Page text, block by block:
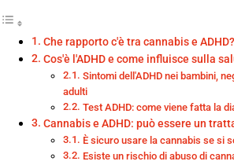
Che rapporto c'è tra cannabis e ADHD?
Cos'è l'ADHD e come influisce sulla
Sintomi dell'ADHD nei bambini,
adulti
Test ADHD: come viene fatta la
Cannabis e ADHD: può essere un
È sicuro usare la cannabis se si
Esiste un rischio di abuso di